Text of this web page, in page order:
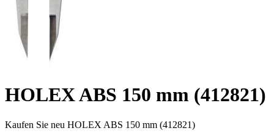
HOLEX ABS 150 mm (412821)
Kaufen Sie neu HOLEX ABS 150 mm (412821)